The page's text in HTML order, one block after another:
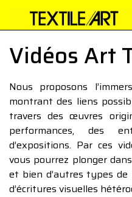
Vidéos Art
Nous proposons
montrant des liens
travers des œuvres
performances, des
d’expositions. Par ces
vous pourrez plonger
et bien d’autres types
d’écritures visuelles